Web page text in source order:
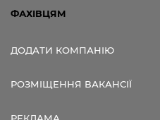
ФАХІВЦЯМ
ДОДАТИ КОМПАНІЮ
РОЗМІЩЕННЯ ВАКАНСІЇ